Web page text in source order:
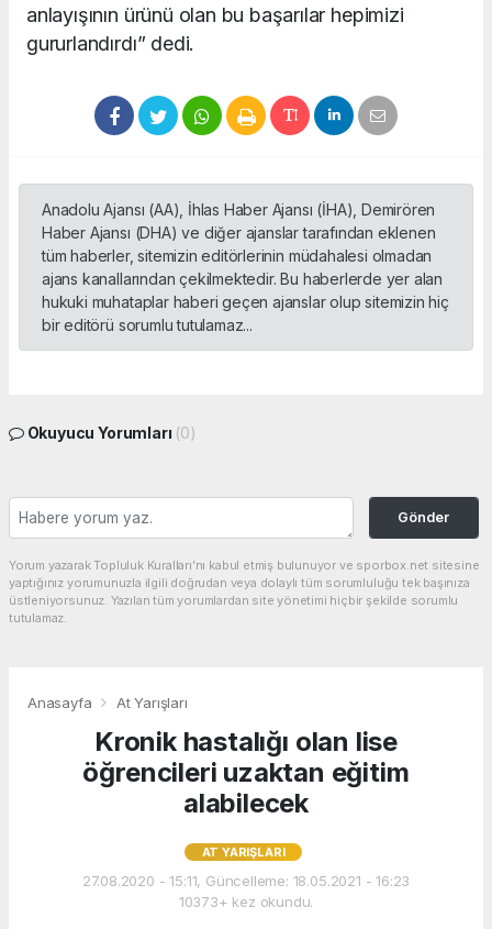
anlayışının ürünü olan bu başarılar hepimizi
gururlandırdı” dedi.
Anadolu Ajansı (AA), İhlas Haber Ajansı (İHA), Demirören
Haber Ajansı (DHA) ve diğer ajanslar tarafından eklenen
tüm haberler, sitemizin editörlerinin müdahalesi olmadan
ajans kanallarından çekilmektedir. Bu haberlerde yer alan
hukuki muhataplar haberi geçen ajanslar olup sitemizin hiç
bir editörü sorumlu tutulamaz...
Okuyucu Yorumları (0)
Gönder
Yorum yazarak Topluluk Kuralları’nı kabul etmiş bulunuyor ve sporbox.net sitesine
yaptığınız yorumunuzla ilgili doğrudan veya dolaylı tüm sorumluluğu tek başınıza
üstleniyorsunuz. Yazılan tüm yorumlardan site yönetimi hiçbir şekilde sorumlu
tutulamaz.
Anasayfa At Yarışları
Kronik hastalığı olan lise
öğrencileri uzaktan eğitim
alabilecek
AT YARIŞLARI
27.08.2020 - 15:11, Güncelleme: 18.05.2021 - 16:23
10373+ kez okundu.